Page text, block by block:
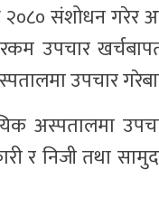
२०८० संशोधन
उपचार खर्चबापत
उपचार
र निजी तथा